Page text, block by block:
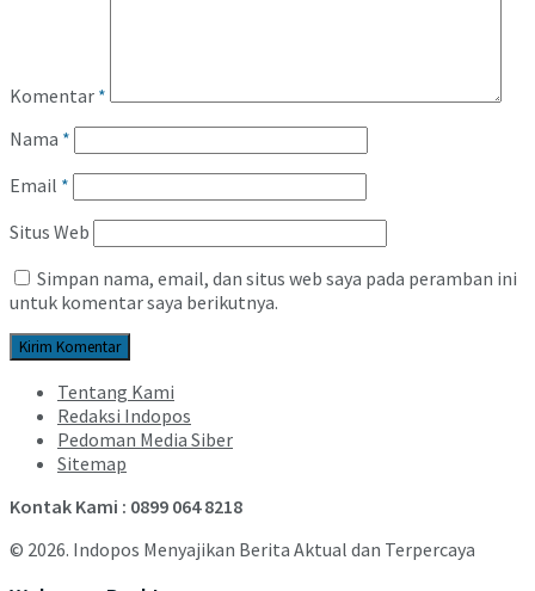
Komentar *
Nama *
Email *
Situs Web
Simpan nama, email, dan situs web saya pada peramban ini
untuk komentar saya berikutnya.
Tentang Kami
Redaksi Indopos
Pedoman Media Siber
Sitemap
Kontak Kami : 0899 064 8218
© 2026. Indopos Menyajikan Berita Aktual dan Terpercaya